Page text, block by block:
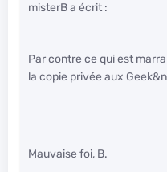
misterB a écrit :
Par contre ce qui est
la copie privée aux
Mauvaise foi, B.